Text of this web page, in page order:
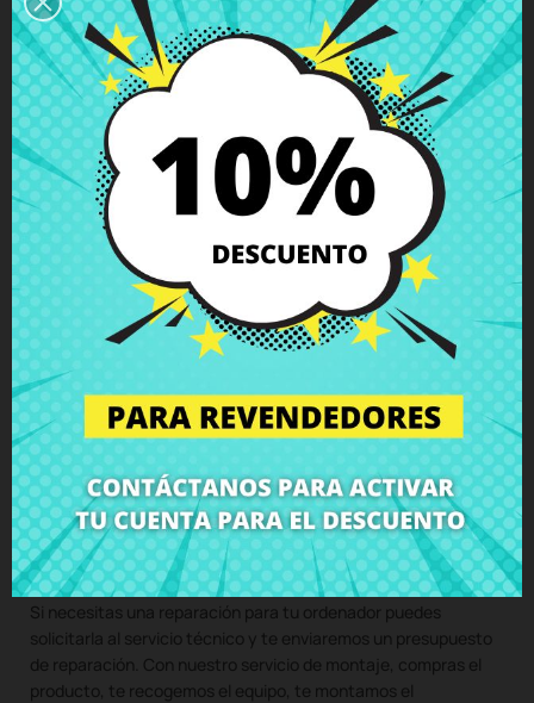
Detalles del producto
Grados
Comentarios
Antena inalámbrica No 1 HP 630 635
CompraAntena inalámbrica No 1 HP 630 635al mejor precio
en CRParts - PRODUCTO USADO ORIGINAL - disponible
también con nuestro servicio de montaje.
Si necesitas una reparación para tu ordenador puedes
solicitarla al servicio técnico y te enviaremos un presupuesto
de reparación. Con nuestro servicio de montaje, compras el
producto, te recogemos el equipo, te montamos el